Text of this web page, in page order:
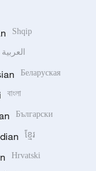
Shqip
العربية
Беларуская
বাংলা
Български
ខ្មែរ
Hrvatski